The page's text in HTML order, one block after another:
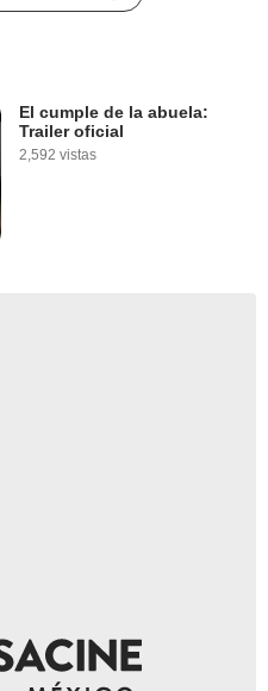
El cumple de la abuela:
Trailer oficial
2,592 vistas